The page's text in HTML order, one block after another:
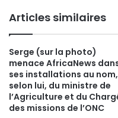
Articles similaires
Serge (sur la photo)
menace AfricaNews
ses installations au nom,
selon lui, du ministre de
l’Agriculture et du
des missions de l’ONC